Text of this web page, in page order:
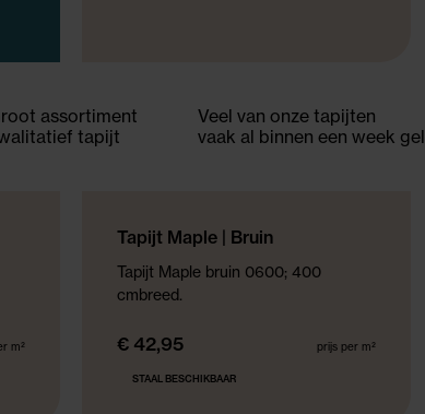
m²
NIEUWE COLLECTIE
Tapijt Maple | Bruin
Tapijt Maple bruin 0600; 400
cmbreed.
€ 42,95 prijs per m²
STAAL BESCHIKBAAR
assortiment
tapijt
Veel van onze tapijten
vaak al binnen een week